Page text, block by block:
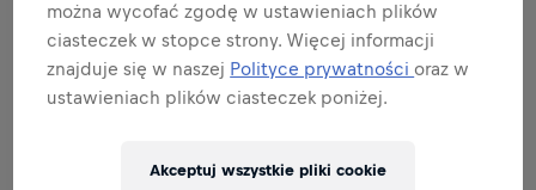
BĄDŹ EKSPERTEM DS. SPRZEDAŻY
PERFEKCJA W WYKONYWANIU ZADAŃ
można wycofać zgodę w ustawieniach plików
ciasteczek w stopce strony. Więcej informacji
znajduje się w naszej Polityce prywatności oraz w
ustawieniach plików ciasteczek poniżej.
Akceptuj wszystkie pliki cookie